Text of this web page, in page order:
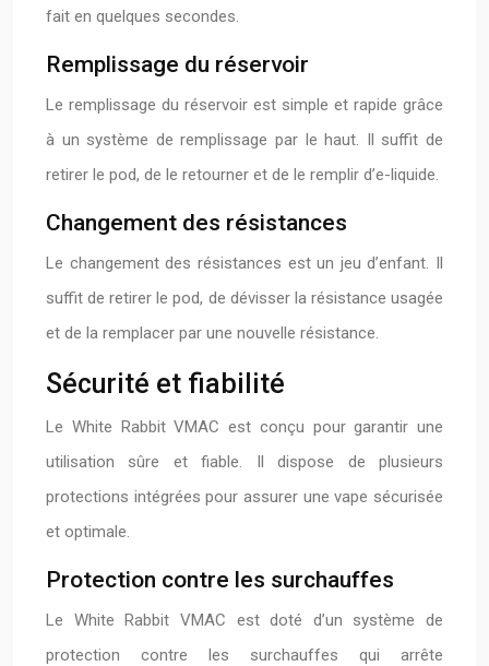
fait en quelques secondes.
Remplissage du réservoir
Le remplissage du réservoir est simple et rapide grâce
à un système de remplissage par le haut. Il suffit de
retirer le pod, de le retourner et de le remplir d’e-liquide.
Changement des résistances
Le changement des résistances est un jeu d’enfant. Il
suffit de retirer le pod, de dévisser la résistance usagée
et de la remplacer par une nouvelle résistance.
Sécurité et fiabilité
Le White Rabbit VMAC est conçu pour garantir une
utilisation sûre et fiable. Il dispose de plusieurs
protections intégrées pour assurer une vape sécurisée
et optimale.
Protection contre les surchauffes
Le White Rabbit VMAC est doté d’un système de
protection contre les surchauffes qui arrête